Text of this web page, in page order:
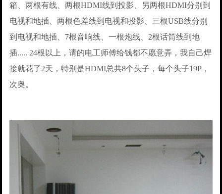
箱、两根有线、两根HDMI线到投影、另两根HDMI分别到
电视和地插、两根色差线到电视和投影、三根USB线分别
到电视和地插、7根音响线、一根炮线、2根话筒线到地
插..... 24根以上，请的电工师傅给钱都不愿意弄，我自己焊
接就花了2天，特别是HDMI总共8个头子，每个头子19P，
次奥。